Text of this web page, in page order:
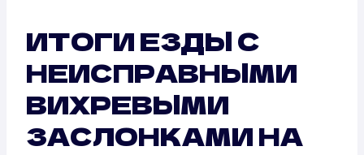
ИТОГИ ЕЗДЫ С
НЕИСПРАВНЫМИ
ВИХРЕВЫМИ
ЗАСЛОНКАМИ НА